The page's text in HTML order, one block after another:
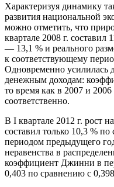
Характеризуя динамику
развития национальной
можно отметить, что
квартале 2008 г. составил
— 13,1 % и реального
к соответствующему
Одновременно усилилась
денежным доходам:
то время как в 2007 и
соответственно.
В I квартале 2012 г. рост
составил только 10,3 %
периодом предыдущего
неравенства в
коэффициент Джинни в
0,403 по сравнению с